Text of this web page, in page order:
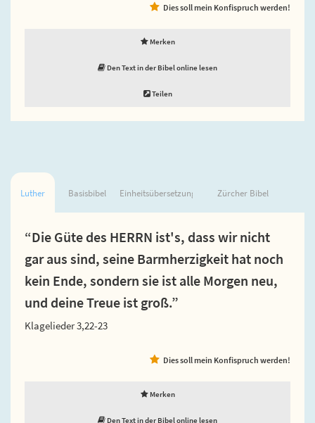
Dies soll mein Konfispruch werden!
Merken
Den Text in der Bibel online lesen
Teilen
Luther Basisbibel Einheitsübersetzung Zürcher Bibel
“Die Güte des HERRN ist's, dass wir nicht
gar aus sind, seine Barmherzigkeit hat noch
kein Ende, sondern sie ist alle Morgen neu,
und deine Treue ist groß.”
Klagelieder 3,22-23
Dies soll mein Konfispruch werden!
Merken
Den Text in der Bibel online lesen